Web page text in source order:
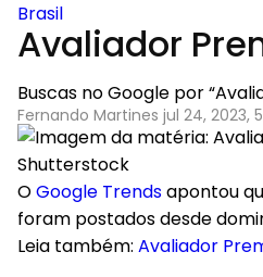
Brasil
Avaliador
Buscas no Google por
Fernando Martines jul 24, 2023,
Shutterstock
OGoogle Trendsapontou
foram postados desde
Leia também: Avaliador